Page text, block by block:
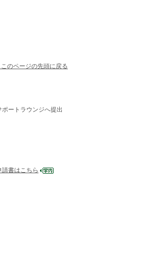
のページの先頭に戻る
ートラウンジへ提出
書はこちら